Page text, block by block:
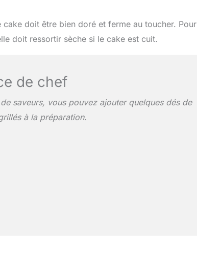
doit être bien doré et ferme au toucher. Pour
doit ressortir sèche si le cake est cuit.
de chef
saveurs, vous pouvez ajouter quelques dés de
à la préparation.